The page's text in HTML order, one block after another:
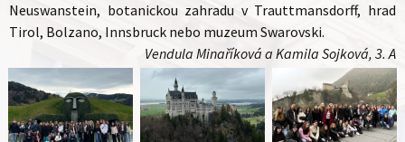
Neuswanstein, botanickou zahradu v Trauttmansdorff, hrad
Tirol, Bolzano, Innsbruck nebo muzeum Swarovski.
Vendula Minaříková a Kamila Sojková, 3. A